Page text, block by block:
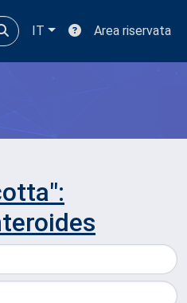
IT Area riservata